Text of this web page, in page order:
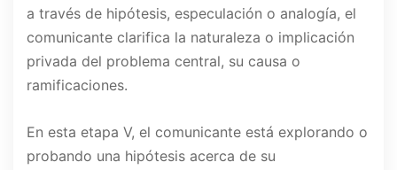
a través de hipótesis, especulación o analogía, el
comunicante clarifica la naturaleza o implicación
privada del problema central, su causa o
ramificaciones.
En esta etapa V, el comunicante está explorando o
probando una hipótesis acerca de su